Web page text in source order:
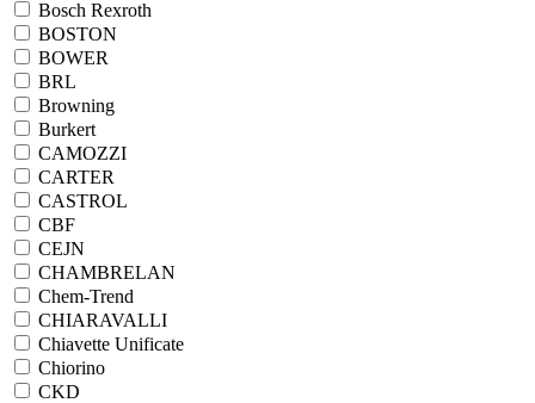
Bosch Rexroth
BOSTON
BOWER
BRL
Browning
Burkert
CAMOZZI
CARTER
CASTROL
CBF
CEJN
CHAMBRELAN
Chem-Trend
CHIARAVALLI
Chiavette Unificate
Chiorino
CKD